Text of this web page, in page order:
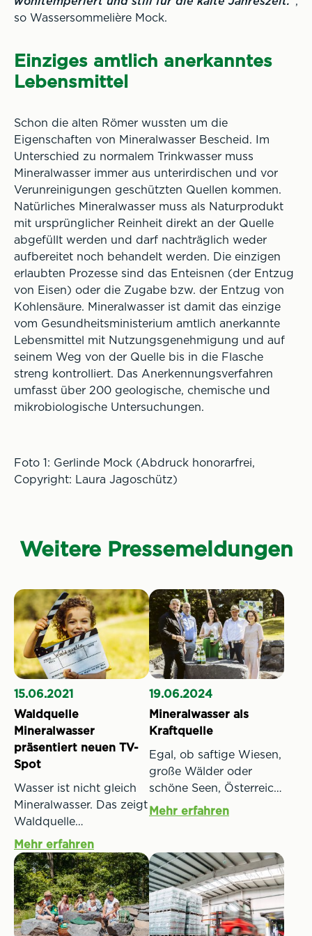
so Wassersommelière Mock.
Einziges amtlich anerkanntes
Lebensmittel
Schon die alten Römer wussten um die
Eigenschaften von Mineralwasser Bescheid. Im
Unterschied zu normalem Trinkwasser muss
Mineralwasser immer aus unterirdischen und vor
Verunreinigungen geschützten Quellen kommen.
Natürliches Mineralwasser muss als Naturprodukt
mit ursprünglicher Reinheit direkt an der Quelle
abgefüllt werden und darf nachträglich weder
aufbereitet noch behandelt werden. Die einzigen
erlaubten Prozesse sind das Enteisnen (der Entzug
von Eisen) oder die Zugabe bzw. der Entzug von
Kohlensäure. Mineralwasser ist damit das einzige
vom Gesundheitsministerium amtlich anerkannte
Lebensmittel mit Nutzungsgenehmigung und auf
seinem Weg von der Quelle bis in die Flasche
streng kontrolliert. Das Anerkennungsverfahren
umfasst über 200 geologische, chemische und
mikrobiologische Untersuchungen.
Foto 1: Gerlinde Mock (Abdruck honorarfrei,
Copyright: Laura Jagoschütz)
Weitere Pressemeldungen
15.06.2021
Waldquelle
Mineralwasser
präsentiert neuen TV-
Spot
Wasser ist nicht gleich
Mineralwasser. Das zeigt
Waldquelle
Mineralwasser im neuen
TV- Spot. Das
mittelburgenländische
Mineralwasser
thematisiert gemeinsam
mit der Waldquelle
Mehr erfahren
19.06.2024
Mineralwasser als
Kraftquelle
Egal, ob saftige Wiesen,
große Wälder oder
schöne Seen, Österreich
hat vielfältige Orte zu
sich finden kann. Genau
hier setzt die
Mineralwasser-Marke
Waldquelle mit ihrer
neuen Initiative
Mehr erfahren